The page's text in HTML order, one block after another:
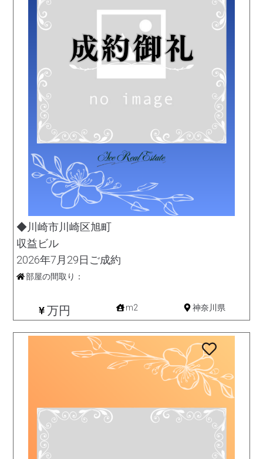
◆川崎市川崎区旭町
収益ビル
2026年7月29日ご成約
部屋の間取り：
万円 m2 神奈川県